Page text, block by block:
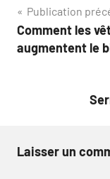
de
Publication
Comment les
augmentent le
Laisser un